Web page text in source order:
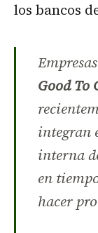
los bancos
Good To
integran
interna
en
hacer